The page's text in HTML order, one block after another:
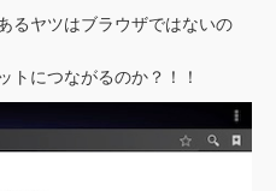
るヤツはブラウザではないの
トにつながるのか？！！